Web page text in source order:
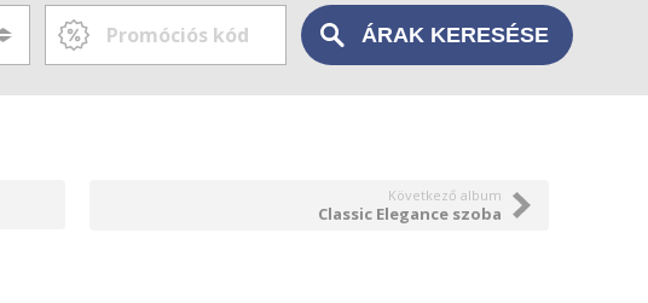
Következő album
Classic Elegance szoba